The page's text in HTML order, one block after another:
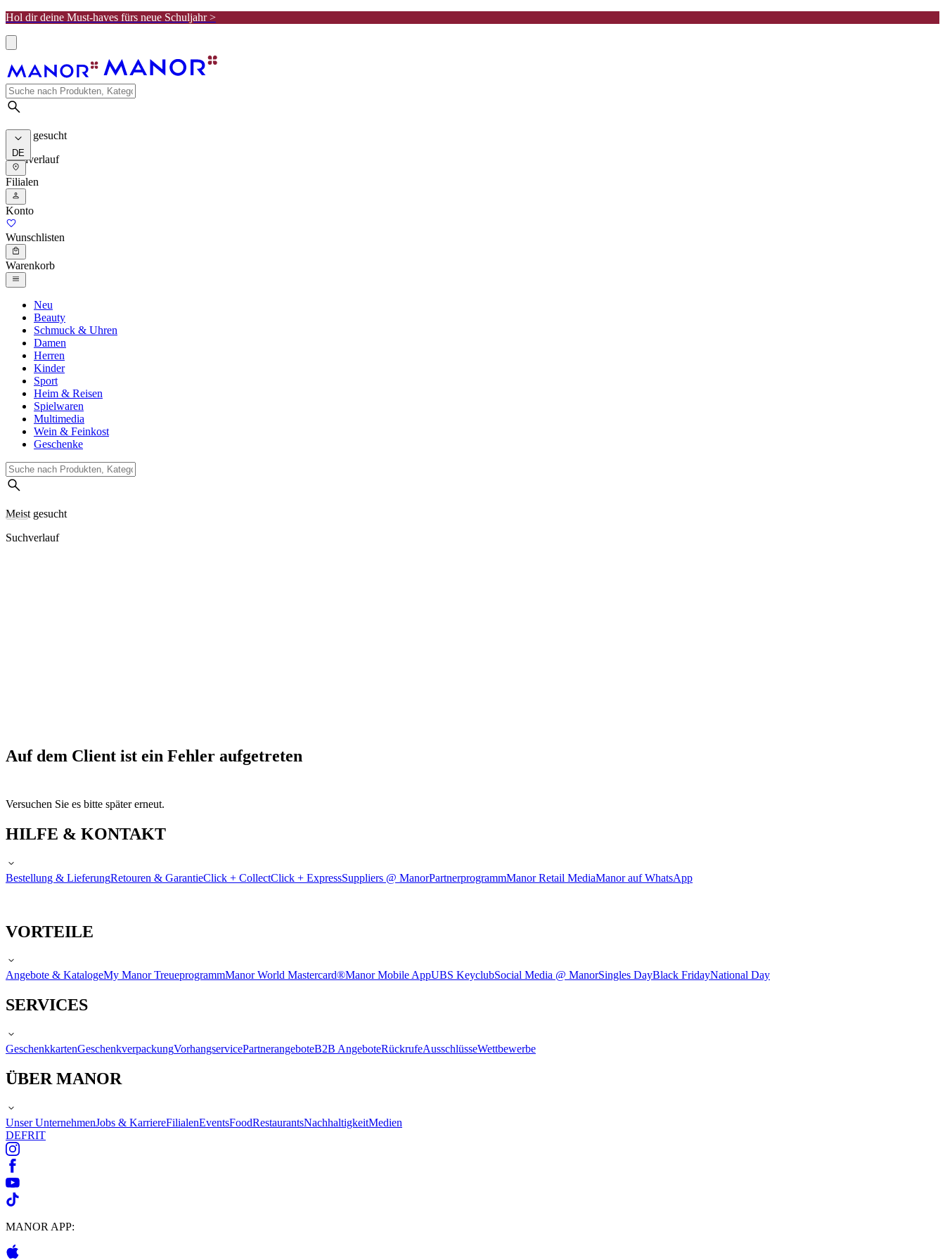
Hol dir deine Must-haves fürs neue Schuljahr >
Meist gesucht
Suchverlauf
DE
Filialen
Konto
Wunschlisten
Warenkorb
Neu
Beauty
Schmuck & Uhren
Damen
Herren
Kinder
Sport
Heim & Reisen
Spielwaren
Multimedia
Wein & Feinkost
Geschenke
Meist gesucht
Suchverlauf
Auf dem Client ist ein Fehler aufgetreten
Versuchen Sie es bitte später erneut.
HILFE & KONTAKT
Bestellung & LieferungRetouren & GarantieClick + CollectClick + ExpressSuppliers @ ManorPartnerprogrammManor Retail MediaManor auf WhatsApp
VORTEILE
Angebote & KatalogeMy Manor TreueprogrammManor World Mastercard®Manor Mobile AppUBS KeyclubSocial Media @ ManorSingles DayBlack FridayNational Day
SERVICES
GeschenkkartenGeschenkverpackungVorhangservicePartnerangeboteB2B AngeboteRückrufeAusschlüsseWettbewerbe
ÜBER MANOR
Unser UnternehmenJobs & KarriereFilialenEventsFoodRestaurantsNachhaltigkeitMedien
DEFRIT
MANOR APP: